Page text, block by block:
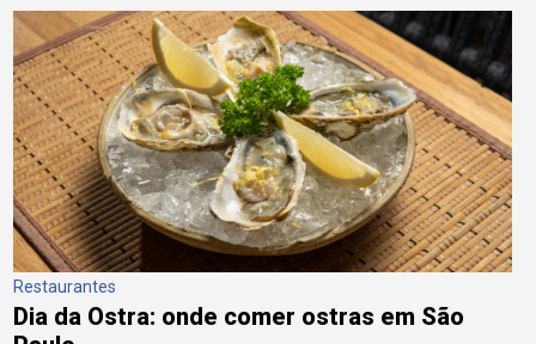
Restaurantes
Dia da Ostra: onde comer ostras em São